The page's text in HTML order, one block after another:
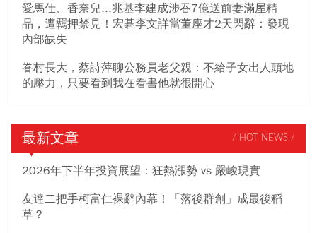
愛馬仕、香奈兒...兆基李建成涉吞7億送前妻滿屋精
品，遭羈押禁見！宏碁李文詳當董座才2天閃辭：發現
內部缺失
眷村長大，蔡詩萍聊公務員老父親：不給子女出人頭地
的壓力，只要看到我在看書他就很開心
最新文章 / HOT NEWS /
2026年下半年投資展望：狂熱漲勢 vs 嚴峻現實
友達二把手柯富仁裸辭內幕！「落後群創」成最後稻
草？